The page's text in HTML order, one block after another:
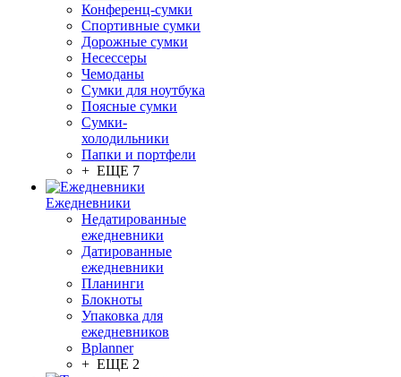
Конференц-сумки
Спортивные сумки
Дорожные сумки
Несессеры
Чемоданы
Сумки для ноутбука
Поясные сумки
Сумки-
холодильники
Папки и портфели
+ ЕЩЕ 7
Ежедневники
Недатированные
ежедневники
Датированные
ежедневники
Планинги
Блокноты
Упаковка для
ежедневников
Bplanner
+ ЕЩЕ 2